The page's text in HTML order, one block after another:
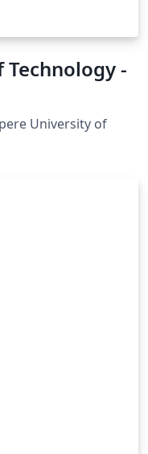
-
University of